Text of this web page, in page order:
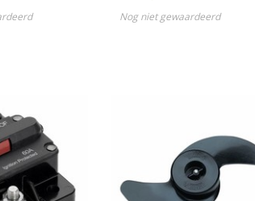
Nog niet gewaardeerd